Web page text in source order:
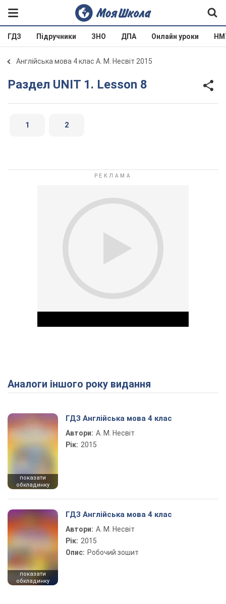
ГДЗ Підручники ЗНО ДПА Онлайн уроки
Англійська мова 4 клас А. М. Несвіт 2015
Раздел UNIT 1. Lesson 8
1 2
Play Video
Аналоги іншого року видання
показати
обкладинку
ГДЗ Англійська мова 4 клас
Автори: А. М. Несвіт
Рік: 2015
показати
обкладинку
ГДЗ Англійська мова 4 клас
Автори: А. М. Несвіт
Рік: 2015
Опис: Робочий зошит